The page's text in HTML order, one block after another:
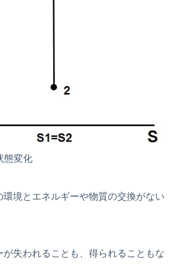
態変化
環境とエネルギーや物質の交換がない
失われることも、得られることもな